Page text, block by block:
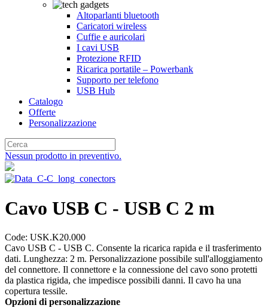
Altoparlanti bluetooth
Caricatori wireless
Cuffie e auricolari
I cavi USB
Protezione RFID
Ricarica portatile – Powerbank
Supporto per telefono
USB Hub
Catalogo
Offerte
Personalizzazione
Nessun prodotto in preventivo.
Cavo USB C - USB C 2 m
Code: USK.K20.000
Cavo USB C - USB C. Consente la ricarica rapida e il trasferimento
dati. Lunghezza: 2 m. Personalizzazione possibile sull'alloggiamento
del connettore. Il connettore e la connessione del cavo sono protetti
da plastica rigida, che impedisce possibili danni. Il cavo ha una
copertura tessile.
Opzioni di personalizzazione